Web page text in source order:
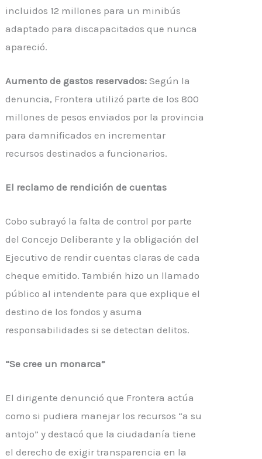
incluidos 12 millones para un minibús
adaptado para discapacitados que nunca
apareció.
Aumento de gastos reservados: Según la
denuncia, Frontera utilizó parte de los 800
millones de pesos enviados por la provincia
para damnificados en incrementar
recursos destinados a funcionarios.
El reclamo de rendición de cuentas
Cobo subrayó la falta de control por parte
del Concejo Deliberante y la obligación del
Ejecutivo de rendir cuentas claras de cada
cheque emitido. También hizo un llamado
público al intendente para que explique el
destino de los fondos y asuma
responsabilidades si se detectan delitos.
“Se cree un monarca”
El dirigente denunció que Frontera actúa
como si pudiera manejar los recursos “a su
antojo” y destacó que la ciudadanía tiene
el derecho de exigir transparencia en la